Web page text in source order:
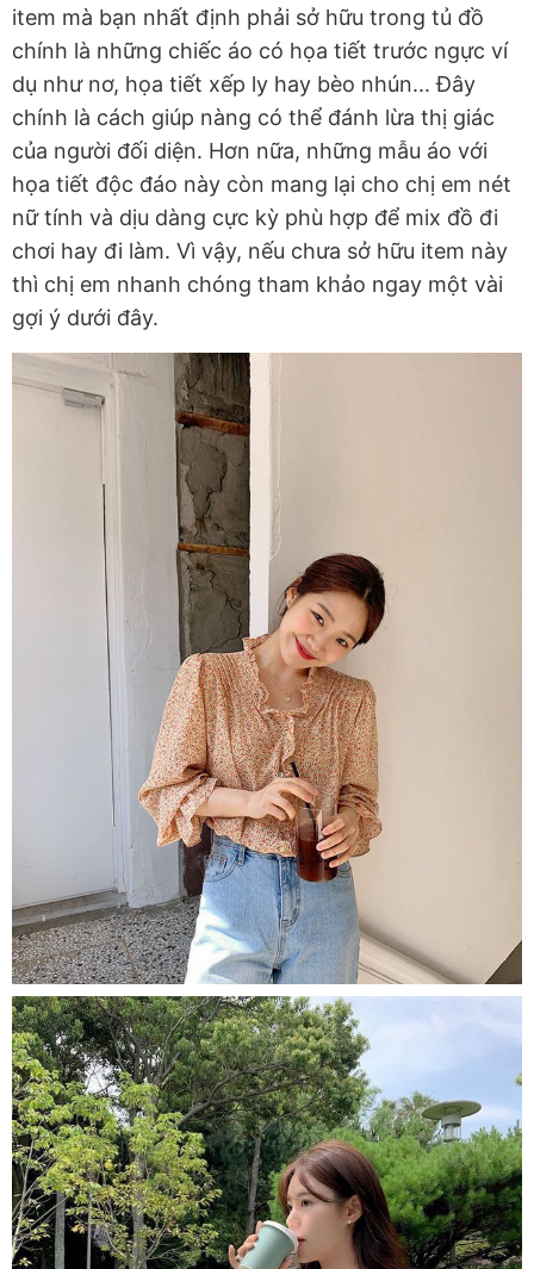
item mà bạn nhất định phải sở hữu trong tủ đồ
chính là những chiếc áo có họa tiết trước ngực ví
dụ như nơ, họa tiết xếp ly hay bèo nhún... Đây
chính là cách giúp nàng có thể đánh lừa thị giác
của người đối diện. Hơn nữa, những mẫu áo với
họa tiết độc đáo này còn mang lại cho chị em nét
nữ tính và dịu dàng cực kỳ phù hợp để mix đồ đi
chơi hay đi làm. Vì vậy, nếu chưa sở hữu item này
thì chị em nhanh chóng tham khảo ngay một vài
gợi ý dưới đây.